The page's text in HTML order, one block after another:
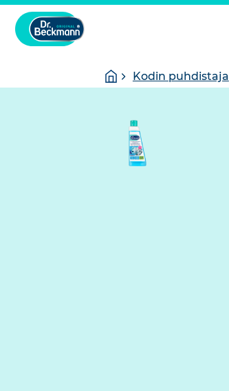
You
are
Homepage
Kodin puhdistaja